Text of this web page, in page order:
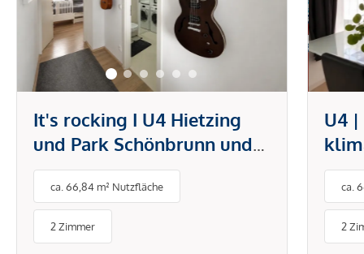
It's rocking I U4 Hietzing
und Park Schönbrunn und
Technisches Museum I
Klimaanlage I Einbauküche
& Schränke
ca. 66,84 m² Nutzfläche
2 Zimmer
U4
ca.
2